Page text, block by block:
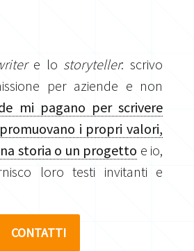
e lo storyteller: scrivo
per aziende e non
mi pagano per scrivere
i propri valori,
storia o un progetto e io,
loro testi invitanti e
CONTATTI